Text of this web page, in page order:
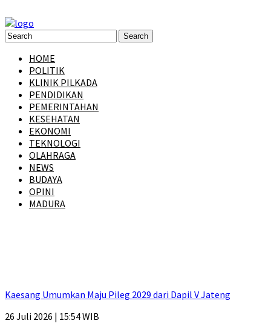
HOME
POLITIK
KLINIK PILKADA
PENDIDIKAN
PEMERINTAHAN
KESEHATAN
EKONOMI
TEKNOLOGI
OLAHRAGA
NEWS
BUDAYA
OPINI
MADURA
Kaesang Umumkan Maju Pileg 2029 dari Dapil V Jateng
26 Juli 2026 | 15:54 WIB